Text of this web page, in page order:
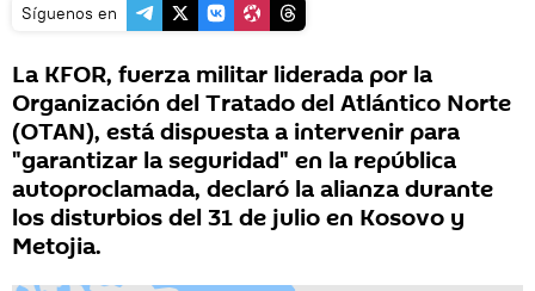
Síguenos en
La KFOR, fuerza militar liderada por la
Organización del Tratado del Atlántico Norte
(OTAN), está dispuesta a intervenir para
"garantizar la seguridad" en la república
autoproclamada, declaró la alianza durante
los disturbios del 31 de julio en Kosovo y
Metojia.